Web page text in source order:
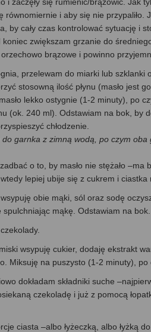
równomiernie i aby się nie
by cały czas kontrolować sytuację i
koniec zwiększam grzanie do
brązowe i powinno
przelewam do miarki lub szklanki
stosowną ilość płynu (masło jest
lekko ostygnie (1-2 minuty), po
(ok. 240 ml). Odstawiam na bok, by
chłodzenie.
do garnka z zimną wodą, po czym
o to, by masło nie stężało –ma
lepiej ubije się z cukrem i ciastka
obie mąki, sól oraz sodę
spulchniając mąkę. Odstawiam na bok.
wsypuję cukier, dodaję ekstrakt
Miksuję na puszysto (1-2 minuty),
dokładam składniki suche
czekoladę i już z pomocą
ciasta –albo łyżeczką, albo łyżką